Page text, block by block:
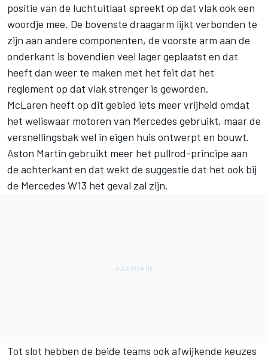
positie van de luchtuitlaat spreekt op dat vlak ook een
woordje mee. De bovenste draagarm lijkt verbonden te
zijn aan andere componenten, de voorste arm aan de
onderkant is bovendien veel lager geplaatst en dat
heeft dan weer te maken met het feit dat het
reglement op dat vlak strenger is geworden.
McLaren heeft op dit gebied iets meer vrijheid omdat
het weliswaar motoren van Mercedes gebruikt, maar de
versnellingsbak wel in eigen huis ontwerpt en bouwt.
Aston Martin gebruikt meer het pullrod-principe aan
de achterkant en dat wekt de suggestie dat het ook bij
de Mercedes W13 het geval zal zijn.
Tot slot hebben de beide teams ook afwijkende keuzes